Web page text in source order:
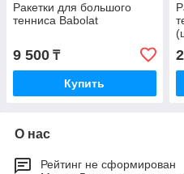
Ракетки для большого
тенниса Babolat
9 500 ₸
Купить
О нас
Рейтинг не сформирован